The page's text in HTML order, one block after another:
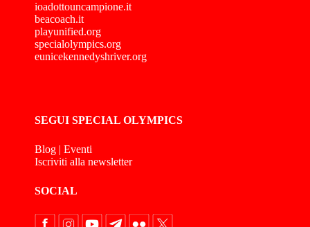
ioadottouncampione.it
beacoach.it
playunified.org
specialolympics.org
eunicekennedyshriver.org
SEGUI SPECIAL OLYMPICS
Blog | Eventi
Iscriviti alla newsletter
SOCIAL